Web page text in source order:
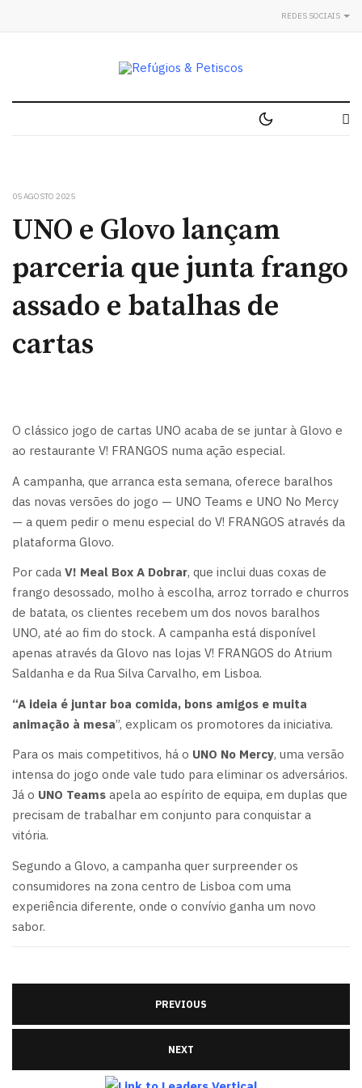
REDES SOCIAIS
05 AGOSTO 2025
UNO e Glovo lançam
parceria que junta frango
assado e batalhas de
cartas
O clássico jogo de cartas UNO acaba de se juntar à Glovo e
ao restaurante V! FRANGOS numa ação especial.
A campanha, que arranca esta semana, oferece baralhos
das novas versões do jogo — UNO Teams e UNO No Mercy
— a quem pedir o menu especial do V! FRANGOS através da
plataforma Glovo.
Por cada V! Meal Box A Dobrar, que inclui duas coxas de
frango desossado, molho à escolha, arroz torrado e churros
de batata, os clientes recebem um dos novos baralhos
UNO, até ao fim do stock. A campanha está disponível
apenas através da Glovo nas lojas V! FRANGOS do Atrium
Saldanha e da Rua Silva Carvalho, em Lisboa.
“A ideia é juntar boa comida, bons amigos e muita
animação à mesa”, explicam os promotores da iniciativa.
Para os mais competitivos, há o UNO No Mercy, uma versão
intensa do jogo onde vale tudo para eliminar os adversários.
Já o UNO Teams apela ao espírito de equipa, em duplas que
precisam de trabalhar em conjunto para conquistar a
vitória.
Segundo a Glovo, a campanha quer surpreender os
consumidores na zona centro de Lisboa com uma
experiência diferente, onde o convívio ganha um novo
sabor.
PREVIOUS
NEXT